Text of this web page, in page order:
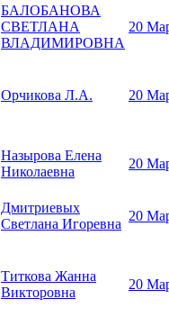
БАЛОБАНОВА
СВЕТЛАНА
ВЛАДИМИРОВНА
20
Орчикова Л.А. 20
Назырова Елена
Николаевна
20
Дмитриевых
Светлана Игоревна
20
Титкова Жанна
Викторовна
20